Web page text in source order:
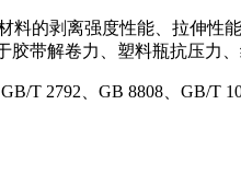
料的剥离强度性能、拉伸
带解卷力、塑料瓶抗压力
T 2792、GB 8808、GB/T